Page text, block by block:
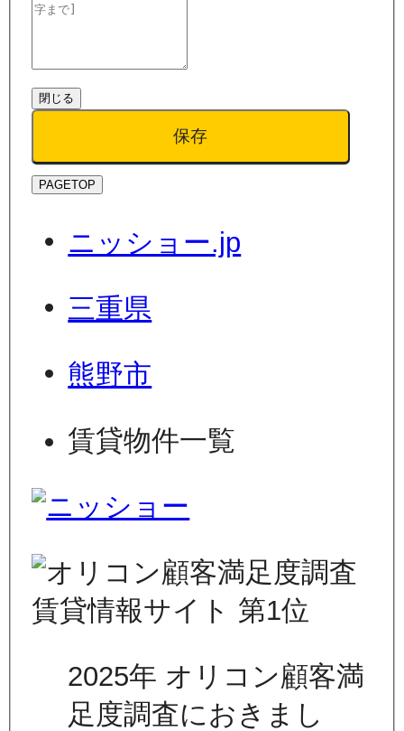
閉じる
保存
PAGETOP
ニッショー.jp
三重県
熊野市
賃貸物件一覧
2025年 オリコン顧客満
足度調査におきまし